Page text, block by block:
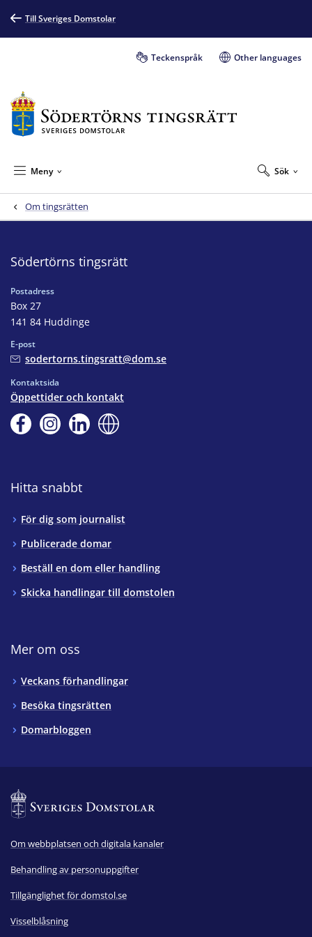
Till Sveriges Domstolar
Teckenspråk Other languages
Sök
Meny
Om tingsrätten
Södertörns tingsrätt
Postadress
Box 27
141 84 Huddinge
E-post
sodertorns.tingsratt@dom.se
Kontaktsida
Öppettider och kontakt
Hitta snabbt
För dig som journalist
Publicerade domar
Beställ en dom eller handling
Skicka handlingar till domstolen
Mer om oss
Veckans förhandlingar
Besöka tingsrätten
Domarbloggen
Om webbplatsen och digitala kanaler
Behandling av personuppgifter
Tillgänglighet för domstol.se
Visselblåsning